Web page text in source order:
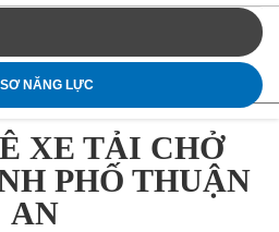
SƠ NĂNG LỰC
XE TẢI CHỞ
PHỐ THUẬN
AN